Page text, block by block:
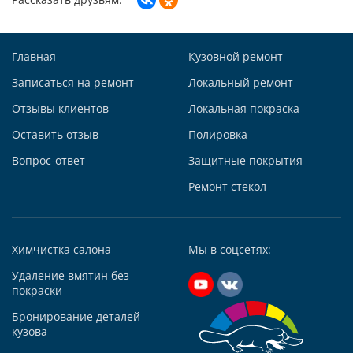
121059, г. Москва, ул. Киевская, д. 14, стр. 3
+7 (495) 927-56-51
Telegram
Заказать звонок
Построить маршрут
Главная
Записаться на ремонт
Отзывы клиентов
Оставить отзыв
Вопрос-ответ
Кузовной ремонт
Локальный ремонт
Локальная покраска
Полировка
Защитные покрытия
Ремонт стекол
Химчистка салона
Удаление вмятин без
покраски
Бронирование деталей
кузова
Мы в соцсетях: